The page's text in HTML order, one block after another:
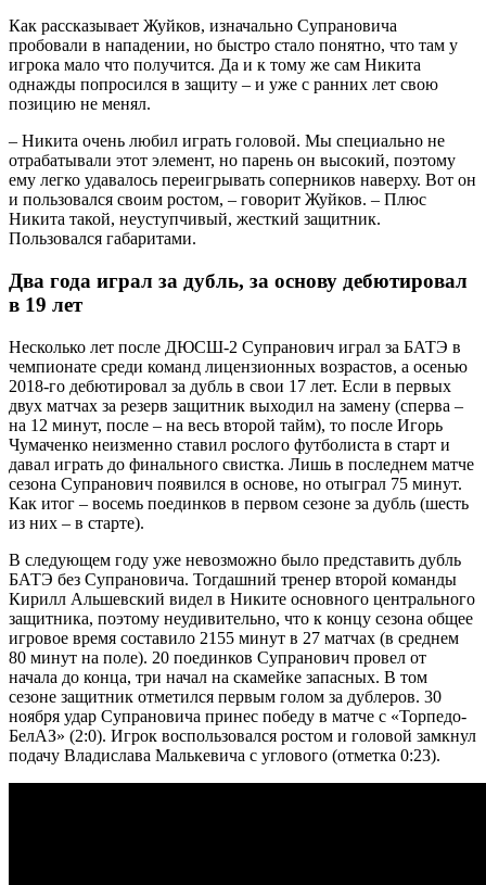
Как рассказывает Жуйков, изначально Супрановича
пробовали в нападении, но быстро стало понятно, что там у
игрока мало что получится. Да и к тому же сам Никита
однажды попросился в защиту – и уже с ранних лет свою
позицию не менял.
– Никита очень любил играть головой. Мы специально не
отрабатывали этот элемент, но парень он высокий, поэтому
ему легко удавалось переигрывать соперников наверху. Вот он
и пользовался своим ростом, – говорит Жуйков. – Плюс
Никита такой, неуступчивый, жесткий защитник.
Пользовался габаритами.
Два года играл за дубль, за основу дебютировал
в 19 лет
Несколько лет после ДЮСШ-2 Супранович играл за БАТЭ в
чемпионате среди команд лицензионных возрастов, а осенью
2018-го дебютировал за дубль в свои 17 лет. Если в первых
двух матчах за резерв защитник выходил на замену (сперва –
на 12 минут, после – на весь второй тайм), то после Игорь
Чумаченко неизменно ставил рослого футболиста в старт и
давал играть до финального свистка. Лишь в последнем матче
сезона Супранович появился в основе, но отыграл 75 минут.
Как итог – восемь поединков в первом сезоне за дубль (шесть
из них – в старте).
В следующем году уже невозможно было представить дубль
БАТЭ без Супрановича. Тогдашний тренер второй команды
Кирилл Альшевский видел в Никите основного центрального
защитника, поэтому неудивительно, что к концу сезона общее
игровое время составило 2155 минут в 27 матчах (в среднем
80 минут на поле). 20 поединков Супранович провел от
начала до конца, три начал на скамейке запасных. В том
сезоне защитник отметился первым голом за дублеров. 30
ноября удар Супрановича принес победу в матче с «Торпедо-
БелАЗ» (2:0). Игрок воспользовался ростом и головой замкнул
подачу Владислава Малькевича с углового (отметка 0:23).